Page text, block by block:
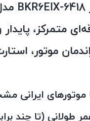
موتور،
موتورهای
طولانی (تا چند